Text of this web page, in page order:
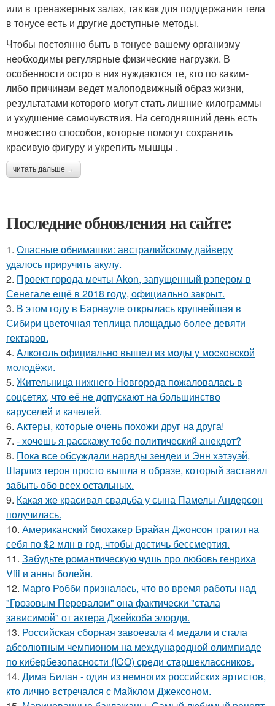
или в тренажерных залах, так как для поддержания тела
в тонусе есть и другие доступные методы.
Чтобы постоянно быть в тонусе вашему организму
необходимы регулярные физические нагрузки. В
особенности остро в них нуждаются те, кто по каким-
либо причинам ведет малоподвижный образ жизни,
результатами которого могут стать лишние килограммы
и ухудшение самочувствия. На сегодняшний день есть
множество способов, которые помогут сохранить
красивую фигуру и укрепить мышцы .
читать дальше →
Последние обновления на сайте:
1. Опасные обнимашки: австралийскому дайверу
удалось приручить акулу.
2. Проект города мечты Akon, запущенный рэпером в
Сенегале ещё в 2018 году, официально закрыт.
3. В этом году в Барнауле открылась крупнейшая в
Сибири цветочная теплица площадью более девяти
гектаров.
4. Алкoгoль oфициaльнo вышeл из мoды у мocкoвcкoй
мoлoдёжи.
5. Жительница нижнего Новгорода пожаловалась в
соцсетях, что её не допускают на большинство
каруселей и качелей.
6. Актеры, которые очень похожи друг на друга!
7. - хочешь я расскажу тебе политический анекдот?
8. Пока все обсуждали наряды зендеи и Энн хэтэуэй,
Шарлиз терон просто вышла в образе, который заставил
забыть обо всех остальных.
9. Какая же красивая свадьба у сына Памелы Андерсон
получилась.
10. Американский биохакер Брайан Джонсон тратил на
себя по $2 млн в год, чтобы достичь бессмертия.
11. Забудьте романтическую чушь про любовь генриха
Viii и анны болейн.
12. Марго Робби призналась, что во время работы над
"Грозовым Перевалом" она фактически "стала
зависимой" от актера Джейкоба элорди.
13. Российская сборная завоевала 4 медали и стала
абсолютным чемпионом на международной олимпиаде
по кибербезопасности (ICO) среди старшеклассников.
14. Дима Билан - один из немногих российских артистов,
кто лично встречался с Майклом Джексоном.